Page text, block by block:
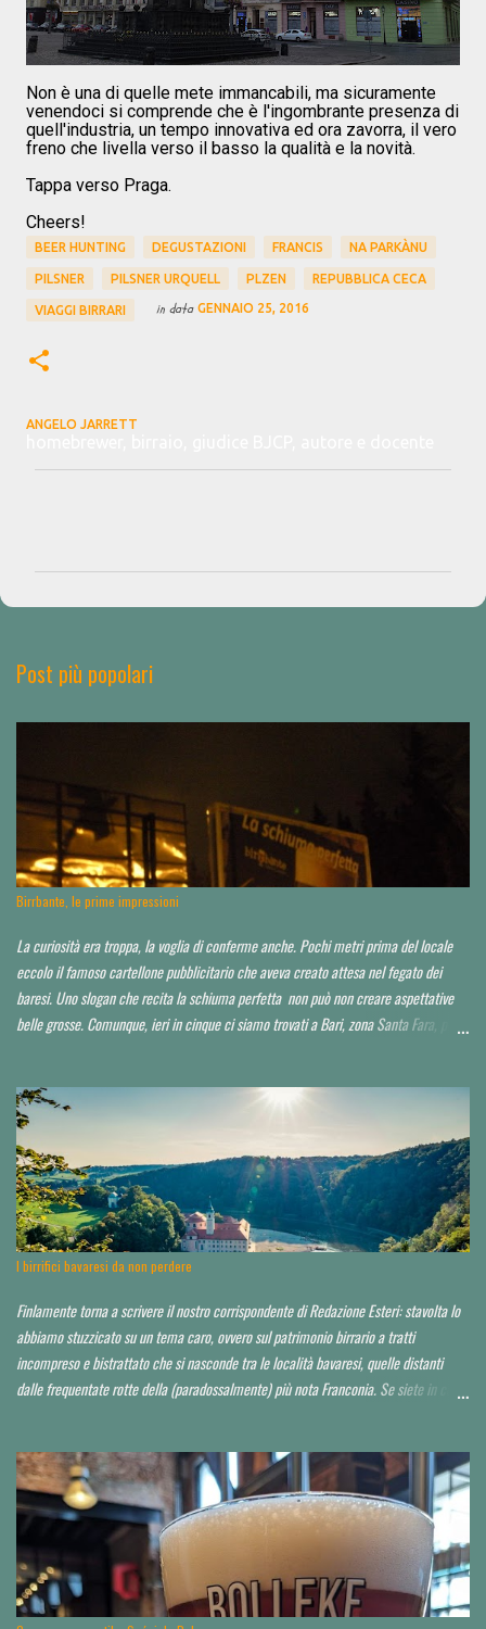
Non è una di quelle mete immancabili, ma sicuramente
venendoci si comprende che è l'ingombrante presenza di
quell'industria, un tempo innovativa ed ora zavorra, il vero
freno che livella verso il basso la qualità e la novità.
Tappa verso Praga.
Cheers!
BEER HUNTING DEGUSTAZIONI FRANCIS NA PARKÀNU
PILSNER PILSNER URQUELL PLZEN REPUBBLICA CECA
VIAGGI BIRRARI in data GENNAIO 25, 2016
ANGELO JARRETT
t
i
Post più popolari
Birrbante, le prime impressioni
La curiosità era troppa, la voglia di conferme anche. Pochi metri prima del locale
eccolo il famoso cartellone pubblicitario che aveva creato attesa nel fegato dei
baresi. Uno slogan che recita la schiuma perfetta non può non creare aspettative
belle grosse. Comunque, ieri in cinque ci siamo trovati a Bari, zona Santa Fara, per
invito o conoscenza. Noi, non so in che modo, ma ce l'abbiamo fatta ad impietosire
qualcuno. Non abbiamo potuto capire neppure chi fosse il titolare, il birraio, il
proprietario, il socio...d'altro canto la serata non era quella ideale. Avrei voluto
approfondire. Locale molto grande, credo sui 200 coperti. Idea di ristorazione
leggera, niente di esagerato seppur dall'aspetto chic o "chiccoso". Arredamento in
stile moderno, niente panche appiccicose, banconi. Niente che pia...
I birrifici bavaresi da non perdere
Finlamente torna a scrivere il nostro corrispondente di Redazione Esteri: stavolta lo
abbiamo stuzzicato su un tema caro, ovvero sul patrimonio birrario a tratti
incompreso e bistrattato che si nasconde tra le località bavaresi, quelle distanti
dalle frequentate rotte della (paradossalmente) più nota Franconia. Se siete in cerca
approfondire nei prossimi anni. Partiamo da un assunto: a saper scegliere, in Baviera
si beve mediamente bene, spesso anche molto bene, in alcuni casi perfino
eccezionalmente bene. La Baviera è il più esteso Land della Repubblica federale di
Germania e occupa la parte a sud-orientale del paese. Il territorio dello Stato è
suddiviso a sua volta in sette distretti governativi, che hanno ciascuno una città
capoluogo. Dal punto di vista dell’appassionato birrario italiano, si è già scritto d...